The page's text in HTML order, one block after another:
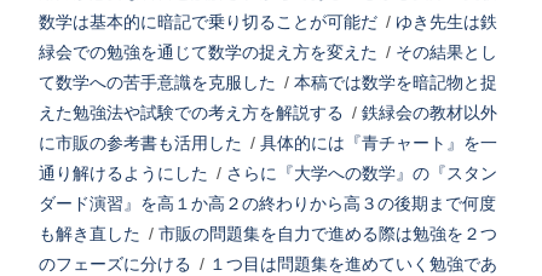
数学は基本的に暗記で乗り切ることが可能だ / ゆき先生は鉄
緑会での勉強を通じて数学の捉え方を変えた / その結果とし
て数学への苦手意識を克服した / 本稿では数学を暗記物と捉
えた勉強法や試験での考え方を解説する / 鉄緑会の教材以外
に市販の参考書も活用した / 具体的には『青チャート』を一
通り解けるようにした / さらに『大学への数学』の『スタン
ダード演習』を高１か高２の終わりから高３の後期まで何度
も解き直した / 市販の問題集を自力で進める際は勉強を２つ
のフェーズに分ける / １つ目は問題集を進めていく勉強であ